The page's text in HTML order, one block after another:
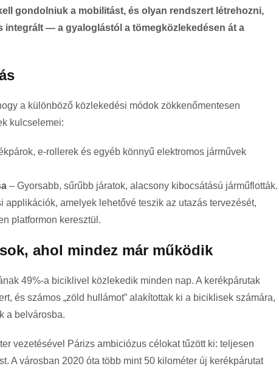
gondolniuk a mobilitást, és olyan rendszert létrehozni,
integrált — a gyaloglástól a tömegközlekedésen át a
a különböző közlekedési módok zökkenőmentesen
kulcselemei:
e-rollerek és egyéb könnyű elektromos járművek
– Gyorsabb, sűrűbb járatok, alacsony kibocsátású járműflották.
applikációk, amelyek lehetővé teszik az utazás tervezését,
platformon keresztül.
ahol mindez már működik
49%-a biciklivel közlekedik minden nap. A kerékpárutak
és számos „zöld hullámot” alakítottak ki a biciklisek számára,
a belvárosba.
vezetésével Párizs ambiciózus célokat tűzött ki: teljesen
A városban 2020 óta több mint 50 kilométer új kerékpárutat